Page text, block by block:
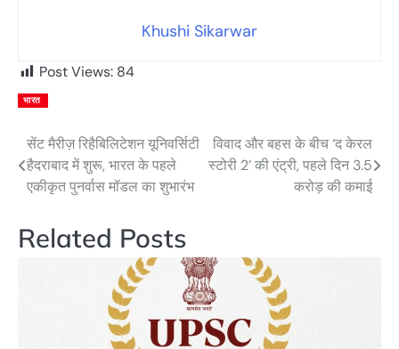
Khushi Sikarwar
Post Views: 84
भारत
Post
navigation
सेंट मैरीज़ रिहैबिलिटेशन यूनिवर्सिटी
हैदराबाद में शुरू, भारत के पहले
एकीकृत पुनर्वास मॉडल का शुभारंभ
विवाद और बहस के बीच ‘द केरल
स्टोरी 2’ की एंट्री, पहले दिन 3.5
करोड़ की कमाई
Related Posts